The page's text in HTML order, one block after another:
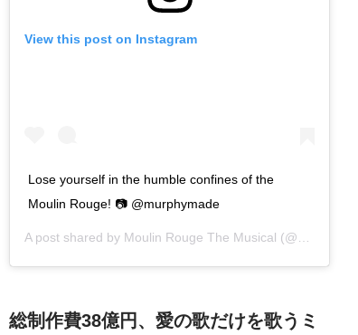
View this post on Instagram
Lose yourself in the humble confines of the
Moulin Rouge! 📷 @murphymade
A post shared by Moulin Rouge The Musical (@moulinrougebway) on
総制作費38億円、愛の歌だけを歌うミ